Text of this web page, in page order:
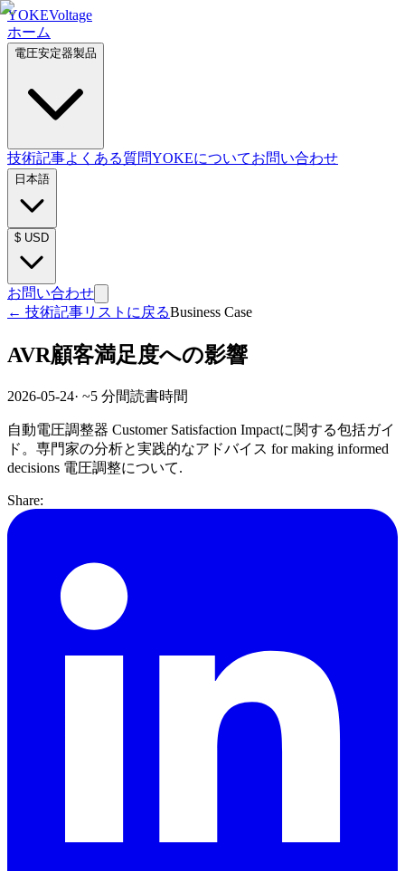
YOKEVoltage
ホーム
電圧安定器製品
技術記事よくある質問YOKEについてお問い合わせ
日本語
$ USD
お問い合わせ
← 技術記事リストに戻るBusiness Case
AVR顧客満足度への影響
2026-05-24· ~5 分間読書時間
自動電圧調整器 Customer Satisfaction Impactに関する包括ガイ
ド。専門家の分析と実践的なアドバイス for making informed
decisions 電圧調整について.
Share: